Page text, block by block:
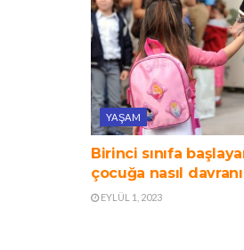
YAŞAM
Birinci sınıfa
çocuğa nasıl
EYLÜL 1, 2023